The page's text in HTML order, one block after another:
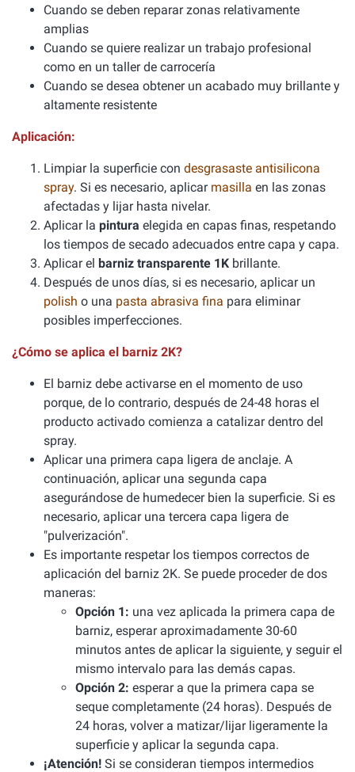
Cuando se deben reparar zonas relativamente
amplias
Cuando se quiere realizar un trabajo profesional
como en un taller de carrocería
Cuando se desea obtener un acabado muy brillante y
altamente resistente
Aplicación:
Limpiar la superficie con desgrasaste antisilicona
spray. Si es necesario, aplicar masilla en las zonas
afectadas y lijar hasta nivelar.
Aplicar la pintura elegida en capas finas, respetando
los tiempos de secado adecuados entre capa y capa.
Aplicar el barniz transparente 1K brillante.
Después de unos días, si es necesario, aplicar un
polish o una pasta abrasiva fina para eliminar
posibles imperfecciones.
¿Cómo se aplica el barniz 2K?
El barniz debe activarse en el momento de uso
porque, de lo contrario, después de 24-48 horas el
producto activado comienza a catalizar dentro del
spray.
Aplicar una primera capa ligera de anclaje. A
continuación, aplicar una segunda capa
asegurándose de humedecer bien la superficie. Si es
necesario, aplicar una tercera capa ligera de
"pulverización".
Es importante respetar los tiempos correctos de
aplicación del barniz 2K. Se puede proceder de dos
maneras:
Opción 1: una vez aplicada la primera capa de
barniz, esperar aproximadamente 30-60
minutos antes de aplicar la siguiente, y seguir el
mismo intervalo para las demás capas.
Opción 2: esperar a que la primera capa se
seque completamente (24 horas). Después de
24 horas, volver a matizar/lijar ligeramente la
superficie y aplicar la segunda capa.
¡Atención! Si se consideran tiempos intermedios